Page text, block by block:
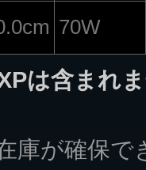
70W
は含まれ
庫が確保